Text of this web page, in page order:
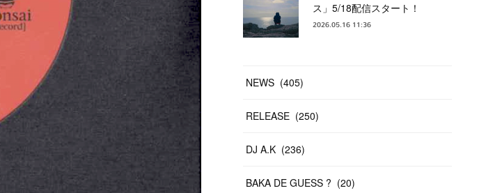
ス」5/18配信スタート！
2026.05.16 11:36
NEWS (405)
RELEASE (250)
DJ A.K (236)
BAKA DE GUESS ? (20)